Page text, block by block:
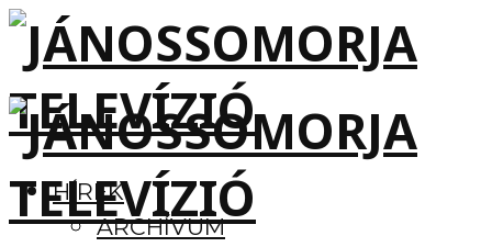
HÍREK
ARCHÍVUM